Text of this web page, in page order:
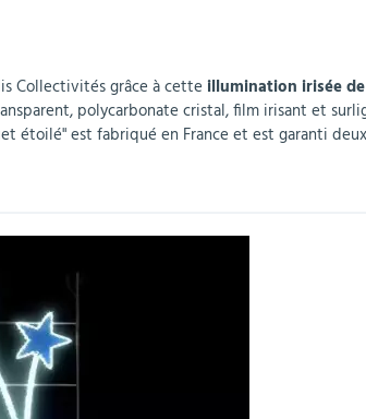
&
extérieur
maternelle
Noël
Billards
Collectivités grâce à cette illumination irisée
polycarbonate cristal, film irisant et
étoilé" est fabriqué en France et est garanti